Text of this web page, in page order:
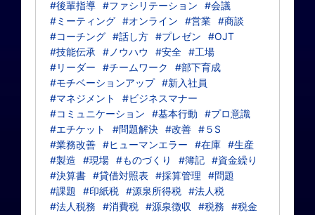
#後輩指導 #ファシリテーション
#会議
#ミーティング #オンライン #営業 #商談
#コーチング #話し方 #プレゼン
#OJT
#技能伝承
#ノウハウ #安全 #工場
#リーダー
#チームワーク
#部下育成
#モチベーションアップ #新入社員
#マネジメント
#ビジネスマナー
#コミュニケーション
#基本行動
#プロ意識
#エチケット
#問題解決 #改善 #５S
#業務改善 #ヒューマンエラー #在庫 #生産
#製造
#現場 #ものづくり #簿記 #資金繰り
#決算書 #貸借対照表 #採算管理
#問題
#課題
#印紙税 #源泉所得税 #法人税
#法人税務
#消費税 #源泉徴収 #税務
#税金